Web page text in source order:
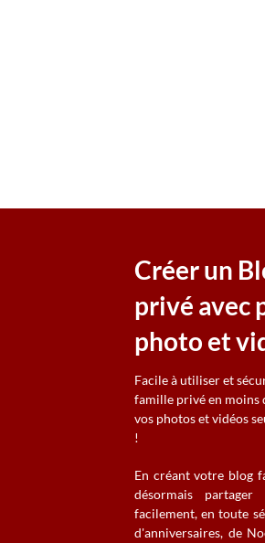
Créer un
privé avec
photo et
Facile à utiliser et
famille privé en moins
vos photos et vidéos
!
En créant votre blog
désormais
facilement, en toute
d'anniversaires, de